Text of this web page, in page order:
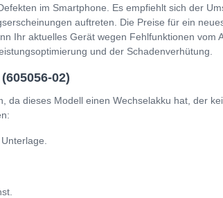
im Smartphone. Es empfiehlt sich der
auftreten. Die Preise für ein
Ihr aktuelles Gerät wegen Fehlfunktionen vom
und der Schadenverhütung.
02)
da dieses Modell einen Wechselakku hat, der